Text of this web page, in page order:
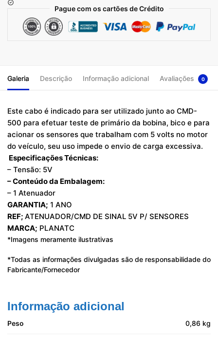
Pague com os cartões de Crédito
Galeria Descrição Informação adicional Avaliações 0
Este cabo é indicado para ser utilizado junto ao CMD-
500 para efetuar teste de primário da bobina, bico e para
acionar os sensores que trabalham com 5 volts no motor
do veículo, seu uso impede o envio de carga excessiva.
Especificações Técnicas:
– Tensão: 5V
– Conteúdo da Embalagem:
– 1 Atenuador
GARANTIA; 1 ANO
REF; ATENUADOR/CMD DE SINAL 5V P/ SENSORES
MARCA; PLANATC
*Imagens meramente ilustrativas
*Todas as informações divulgadas são de responsabilidade do
Fabricante/Fornecedor
Informação adicional
Peso 0,86 kg